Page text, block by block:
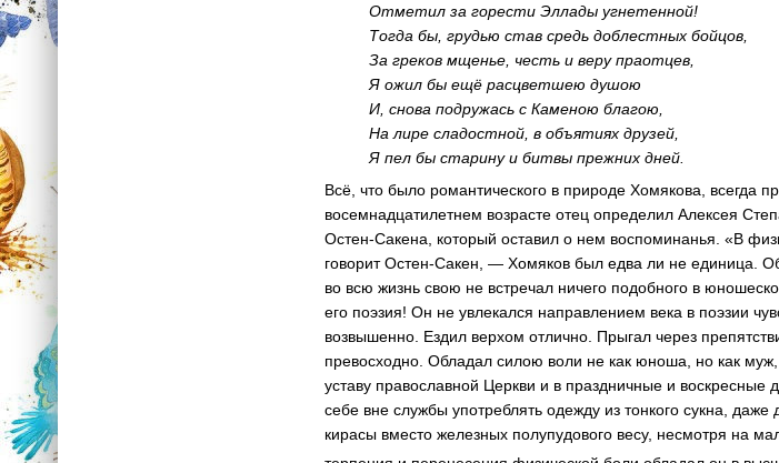
Отметил за горести Эллады угнетенной!
Тогда бы, грудью став средь доблестных бойцов,
За греков мщенье, честь и веру праотцев,
Я ожил бы ещё расцветшею душою
И, снова подружась с Каменою благою,
На лире сладостной, в объятиях друзей,
Я пел бы старину и битвы прежних дней.
Всё, что было романтического в природе Хомякова, всегда
восемнадцатилетнем возрасте отец определил Алексея
Остен-Сакена, который оставил о нем воспоминанья. «В
говорит Остен-Сакен, — Хомяков был едва ли не единица.
во всю жизнь свою не встречал ничего подобного в
его поэзия! Он не увлекался направлением века в поэзии
возвышенно. Ездил верхом отлично. Прыгал через
превосходно. Обладал силою воли не как юноша, но как
уставу православной Церкви и в праздничные и
себе вне службы употреблять одежду из тонкого сукна,
кирасы вместо железных полупудового весу, несмотря на